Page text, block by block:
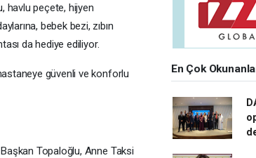
havlu peçete, hijyen
bebek bezi, zıbın
da hediye ediliyor.
güvenli ve konforlu
Topaloğlu, Anne Taksi
En Çok